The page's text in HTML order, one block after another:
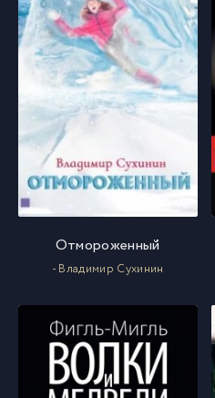
18 018
019
020
21 021
022
024
Отмороженный
- Владимир Сухинин